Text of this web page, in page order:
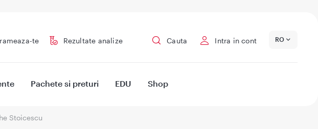
te Rezultate analize Cauta Intra in cont RO
Pachete si preturi EDU Shop
Stoicescu